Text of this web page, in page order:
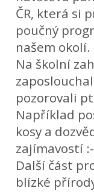
ČR, která si
poučný
našem okolí.
Na školní
pozorovali
Například
kosy a
zajímavostí
Další část
blízké